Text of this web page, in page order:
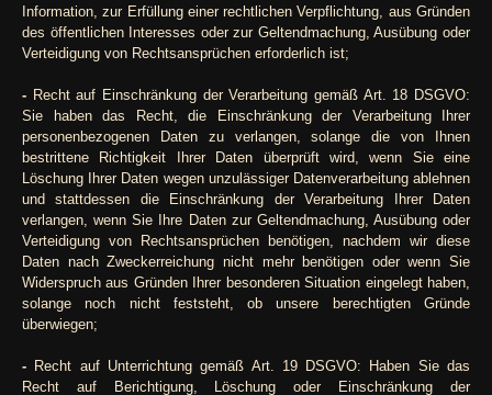
Information, zur Erfüllung einer rechtlichen Verpflichtung, aus Gründen
des öffentlichen Interesses oder zur Geltendmachung, Ausübung oder
Verteidigung von Rechtsansprüchen erforderlich ist;
- Recht auf Einschränkung der Verarbeitung gemäß Art. 18 DSGVO:
Sie haben das Recht, die Einschränkung der Verarbeitung Ihrer
personenbezogenen Daten zu verlangen, solange die von Ihnen
bestrittene Richtigkeit Ihrer Daten überprüft wird, wenn Sie eine
Löschung Ihrer Daten wegen unzulässiger Datenverarbeitung ablehnen
und stattdessen die Einschränkung der Verarbeitung Ihrer Daten
verlangen, wenn Sie Ihre Daten zur Geltendmachung, Ausübung oder
Verteidigung von Rechtsansprüchen benötigen, nachdem wir diese
Daten nach Zweckerreichung nicht mehr benötigen oder wenn Sie
Widerspruch aus Gründen Ihrer besonderen Situation eingelegt haben,
solange noch nicht feststeht, ob unsere berechtigten Gründe
überwiegen;
- Recht auf Unterrichtung gemäß Art. 19 DSGVO: Haben Sie das
Recht auf Berichtigung, Löschung oder Einschränkung der